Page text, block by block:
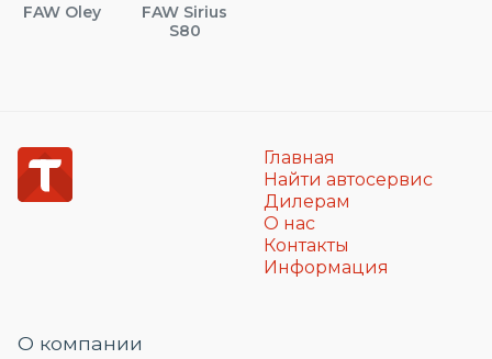
FAW Oley
FAW Sirius
S80
Главная
Найти автосервис
Дилерам
О нас
Контакты
Информация
О компании